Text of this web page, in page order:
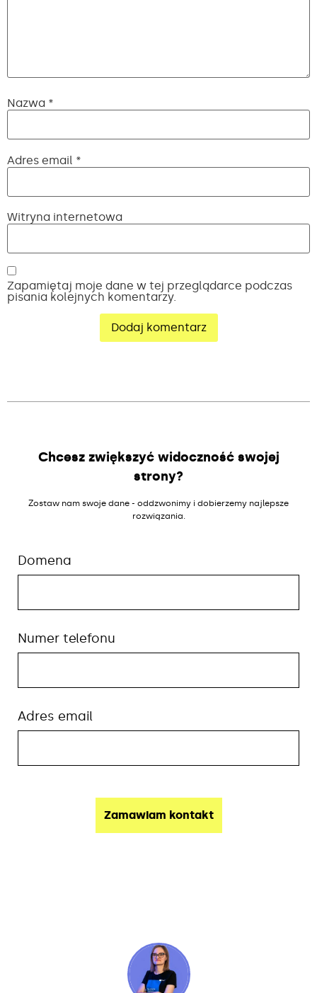
Nazwa *
Adres email *
Witryna internetowa
Zapamiętaj moje dane w tej przeglądarce podczas
pisania kolejnych komentarzy.
Chcesz zwiększyć widoczność swojej
strony?
Zostaw nam swoje dane - oddzwonimy i dobierzemy najlepsze
rozwiązania.
Domena
Numer telefonu
Adres email